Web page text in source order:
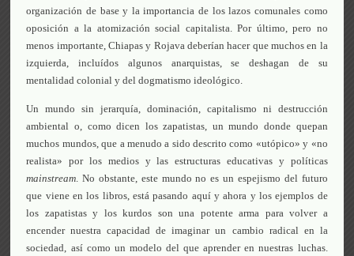
organización de base y la importancia de los lazos comunales como
oposición a la atomización social capitalista. Por último, pero no
menos importante, Chiapas y Rojava deberían hacer que muchos en la
izquierda, incluídos algunos anarquistas, se deshagan de su
mentalidad colonial y del dogmatismo ideológico.
Un mundo sin jerarquía, dominación, capitalismo ni destrucción
ambiental o, como dicen los zapatistas, un mundo donde quepan
muchos mundos, que a menudo a sido descrito como «utópico» y «no
realista» por los medios y las estructuras educativas y políticas
mainstream . No obstante, este mundo no es un espejismo del futuro
que viene en los libros, está pasando aquí y ahora y los ejemplos de
los zapatistas y los kurdos son una potente arma para volver a
encender nuestra capacidad de imaginar un cambio radical en la
sociedad, así como un modelo del que aprender en nuestras luchas.